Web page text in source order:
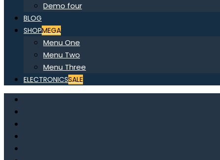
Demo four
BLOG
SHOPMEGA
Menu One
Menu Two
Menu Three
ELECTRONICSSALE